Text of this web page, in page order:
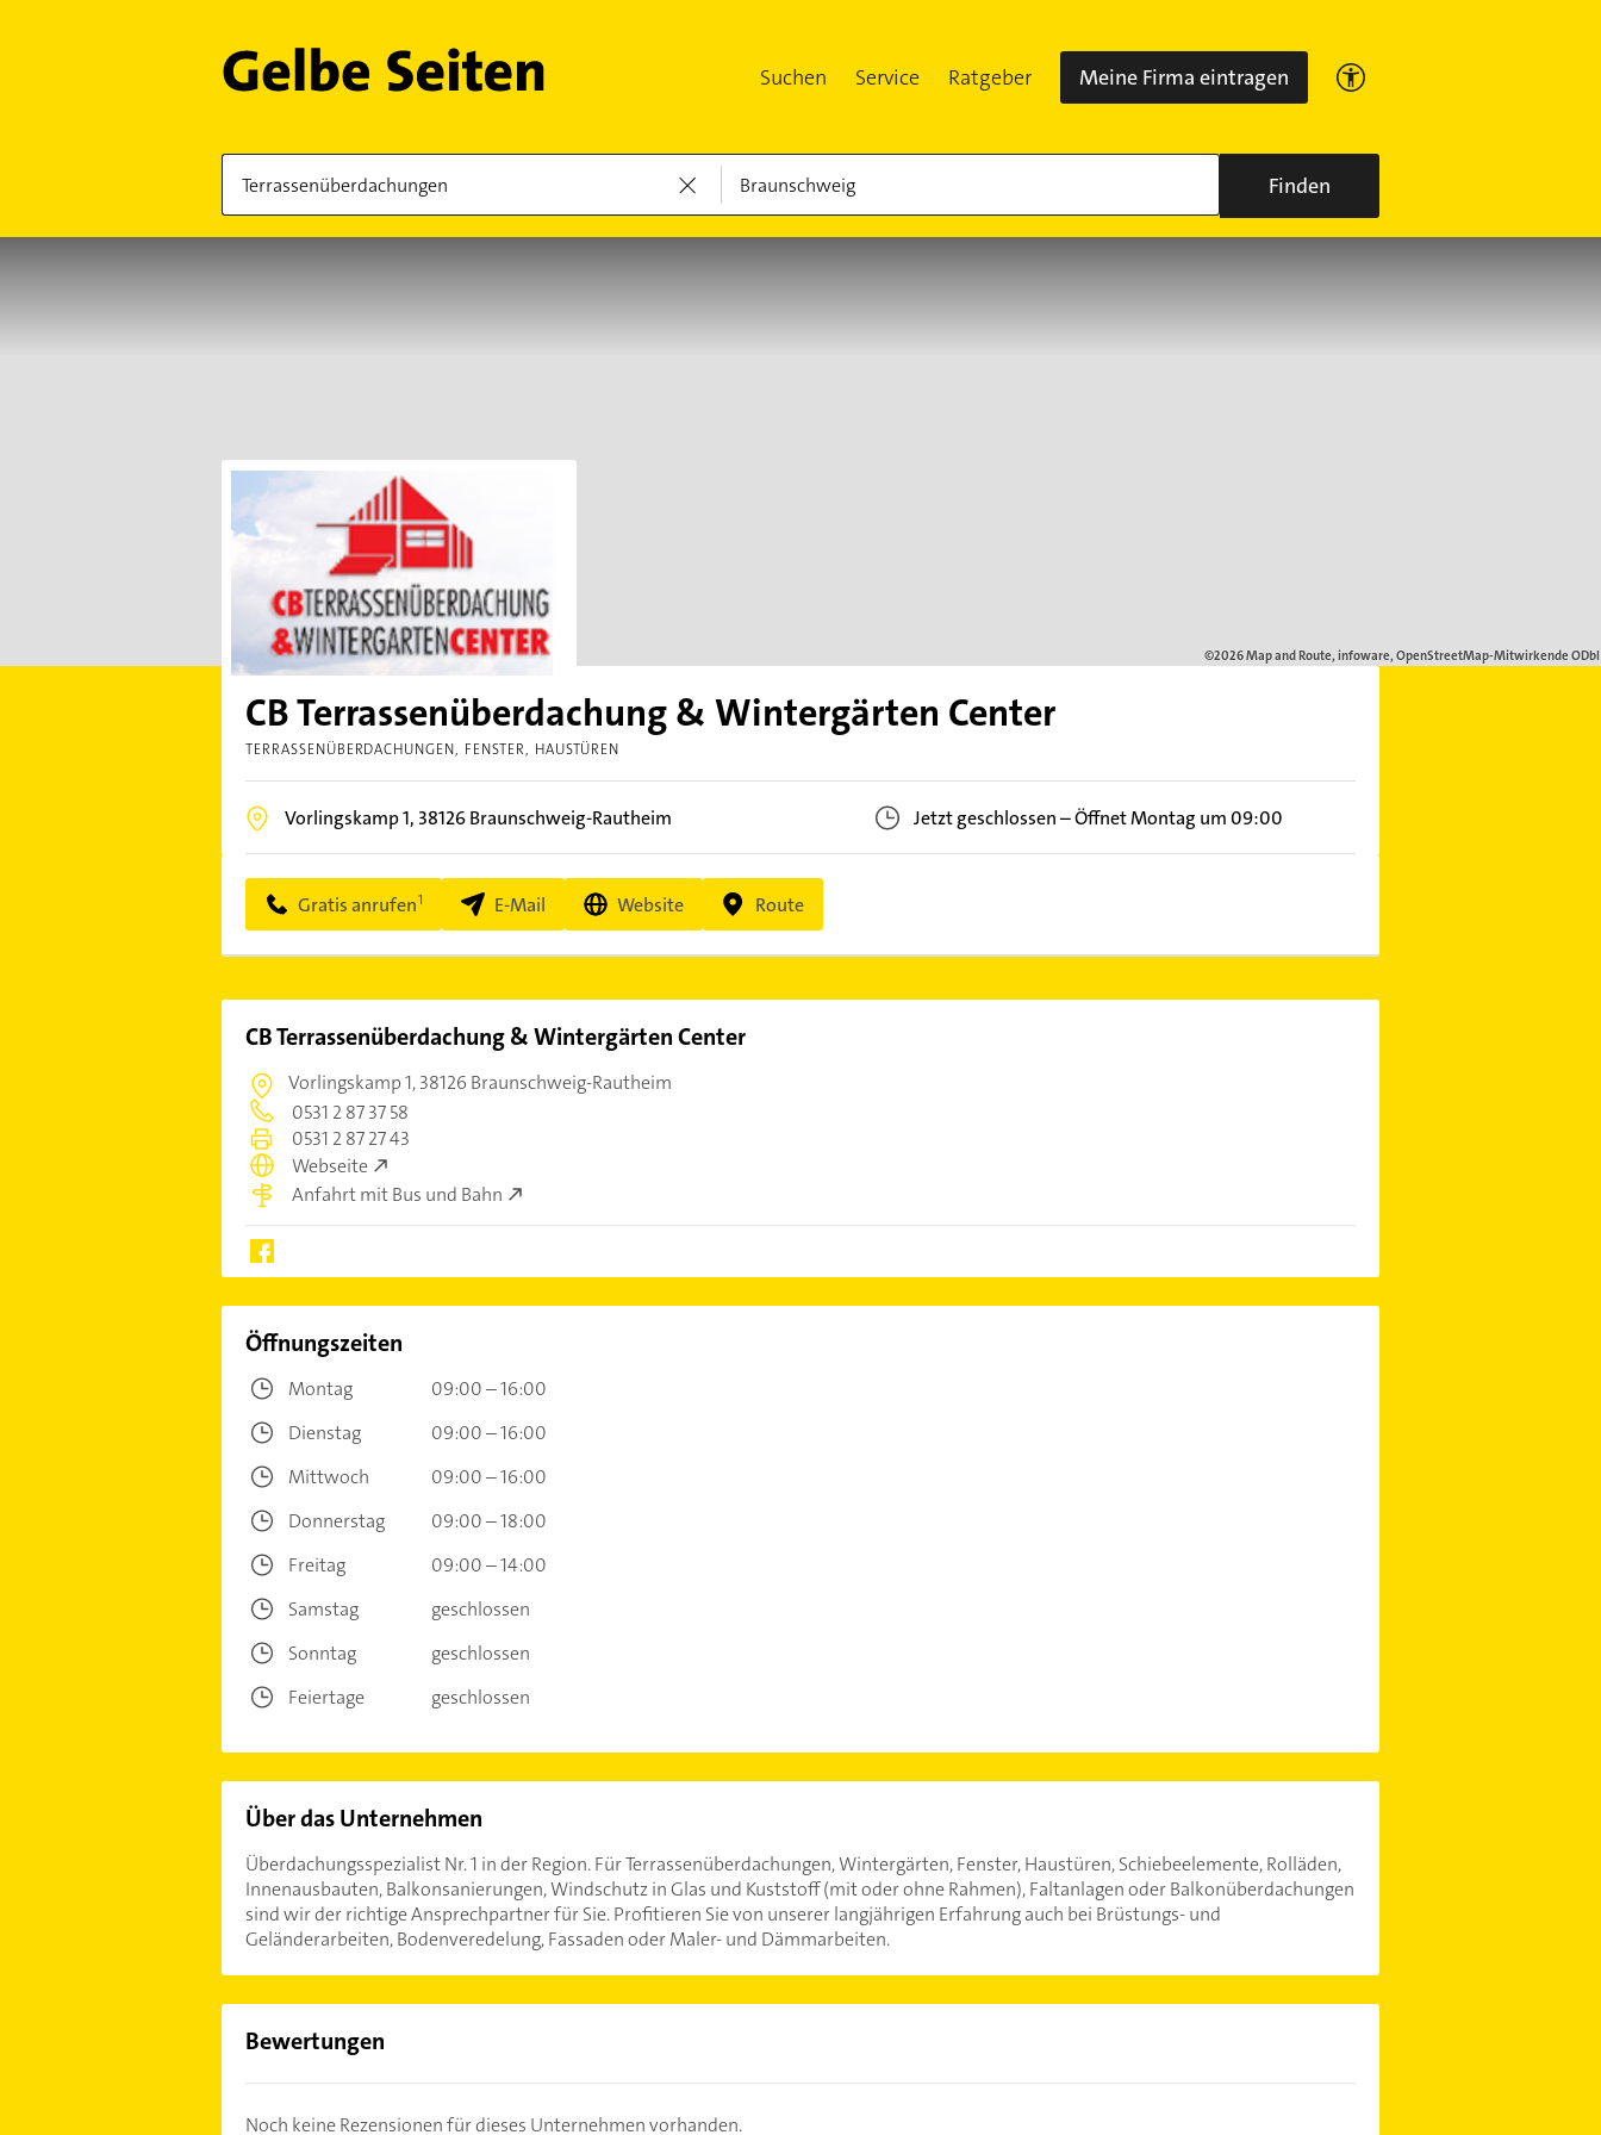
Suchen Service Ratgeber Meine Firma eintragen
Finden
CB Terrassenüberdachung & Wintergärten Center
TERRASSENÜBERDACHUNGEN FENSTER HAUSTÜREN
Vorlingskamp 1, 38126Braunschweig-Rautheim Jetzt geschlossen–Öffnet Montag um 09:00
Gratis anrufen E-Mail Website Route
CB Terrassenüberdachung & Wintergärten Center
Vorlingskamp 1,38126 Braunschweig-Rautheim
0531 2 87 37 58
0531 2 87 27 43
Webseite
Anfahrt mit Bus und Bahn
Öffnungszeiten
Montag
09:00 – 16:00
Dienstag
09:00 – 16:00
Mittwoch
09:00 – 16:00
Donnerstag
09:00 – 18:00
Freitag
09:00 – 14:00
Samstag
geschlossen
Sonntag
geschlossen
Feiertage
geschlossen
Über das Unternehmen
Überdachungsspezialist Nr. 1 in der Region. Für Terrassenüberdachungen, Wintergärten, Fenster, Haustüren, Schiebeelemente, Rolläden,
Innenausbauten, Balkonsanierungen, Windschutz in Glas und Kuststoff (mit oder ohne Rahmen), Faltanlagen oder Balkonüberdachungen
sind wir der richtige Ansprechpartner für Sie. Profitieren Sie von unserer langjährigen Erfahrung auch bei Brüstungs- und
Geländerarbeiten, Bodenveredelung, Fassaden oder Maler- und Dämmarbeiten.
Bewertungen
Noch keine Rezensionen für dieses Unternehmen vorhanden.